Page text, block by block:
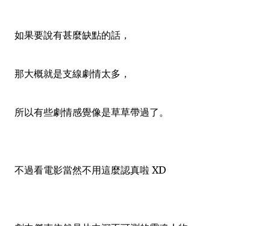
如果要說有甚麼缺點的話，
那大概就是支線劇情太多，
所以有些劇情感覺像是草草帶過了。
不過看電影當然不用這麼認真啦 XD